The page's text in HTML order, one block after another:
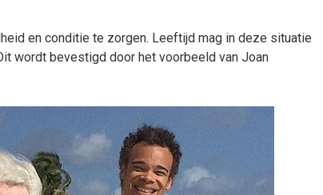
en conditie te zorgen. Leeftijd mag in deze situatie
wordt bevestigd door het voorbeeld van Joan